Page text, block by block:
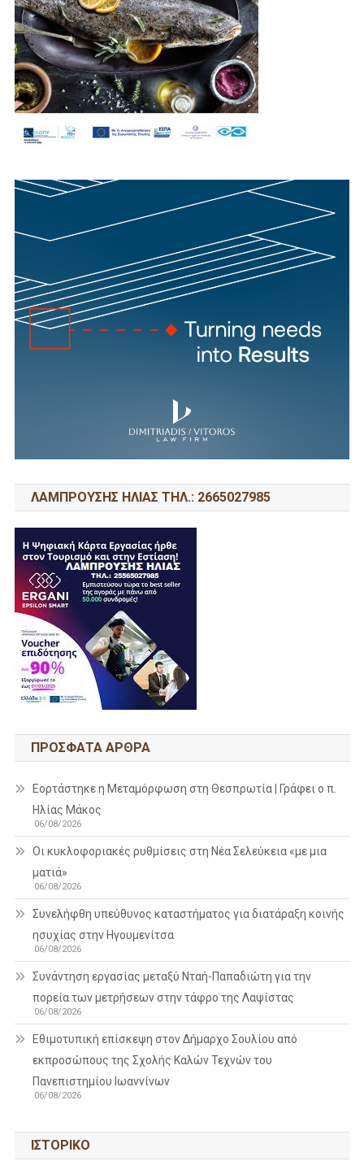
ΛΑΜΠΡΟΥΣΗΣ ΗΛΙΑΣ ΤΗΛ.: 2665027985
ΠΡΌΣΦΑΤΑ ΆΡΘΡΑ
Εορτάστηκε η Μεταμόρφωση στη Θεσπρωτία | Γράφει ο π.
Ηλίας Μάκος
06/08/2026
Οι κυκλοφοριακές ρυθμίσεις στη Νέα Σελεύκεια «με μια
ματιά»
06/08/2026
Συνελήφθη υπεύθυνος καταστήματος για διατάραξη κοινής
ησυχίας στην Ηγουμενίτσα
06/08/2026
Συνάντηση εργασίας μεταξύ Νταή-Παπαδιώτη για την
πορεία των μετρήσεων στην τάφρο της Λαψίστας
06/08/2026
Εθιμοτυπική επίσκεψη στον Δήμαρχο Σουλίου από
εκπροσώπους της Σχολής Καλών Τεχνών του
Πανεπιστημίου Ιωαννίνων
06/08/2026
ΙΣΤΟΡΙΚΌ